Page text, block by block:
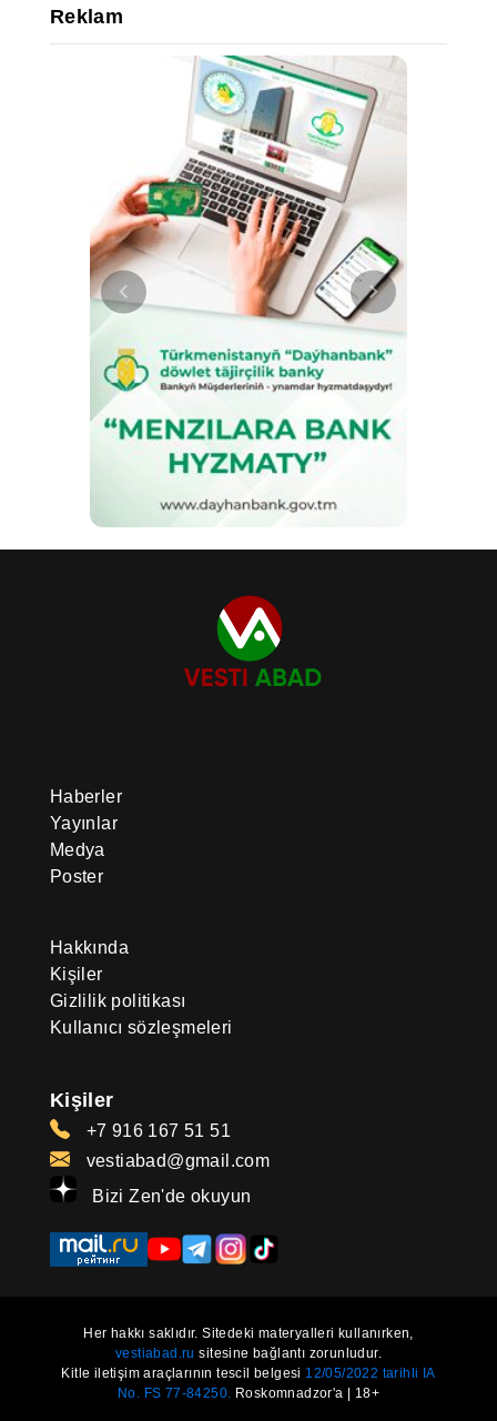
Reklam
Haberler
Yayınlar
Medya
Poster
Hakkında
Kişiler
Gizlilik politikası
Kullanıcı sözleşmeleri
Kişiler
+7 916 167 51 51
vestiabad@gmail.com
Bizi Zen'de okuyun
Her hakkı saklıdır. Sitedeki materyalleri kullanırken,
vestiabad.ru sitesine bağlantı zorunludur.
Kitle iletişim araçlarının tescil belgesi 12/05/2022 tarihli IA
No. FS 77-84250. Roskomnadzor'a | 18+